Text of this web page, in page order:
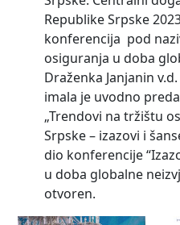
Republike Srpske
konferencija pod
osiguranja u doba
Draženka Janjanin
imala je uvodno
„Trendovi na tržištu
Srpske – izazovi i
dio konferencije
u doba globalne
otvoren.